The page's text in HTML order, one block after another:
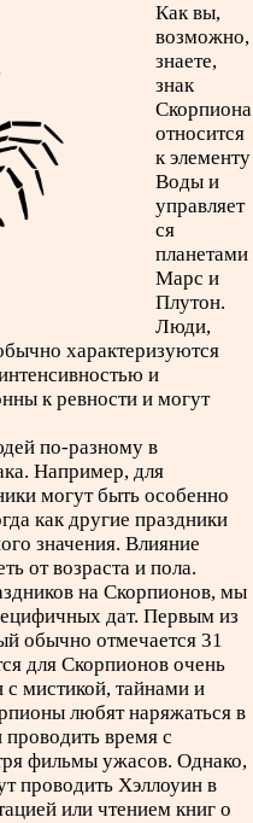
Как вы,
возможно,
знаете,
знак
Скорпиона
относится
к элементу
Воды и
управляет
ся
планетами
Марс и
Плутон.
Люди,
характеризуются
и
к ревности и могут
по-разному в
Например, для
могут быть особенно
как другие праздники
значения. Влияние
от возраста и пола.
на Скорпионов, мы
дат. Первым из
обычно отмечается 31
для Скорпионов очень
мистикой, тайнами и
любят наряжаться в
время с
фильмы ужасов. Однако,
проводить Хэллоуин в
или чтением книг о